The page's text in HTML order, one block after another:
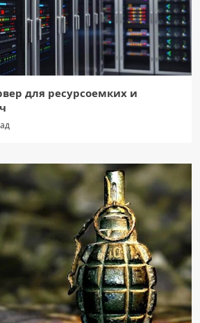
для ресурсоемких и